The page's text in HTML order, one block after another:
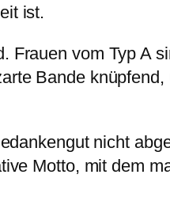
ist.
Frauen vom Typ A
Bande knüpfend,
nicht
Motto, mit dem